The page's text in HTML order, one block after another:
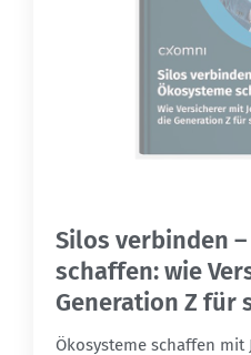
Silos verbinden
schaffen: wie
Generation Z für
Ökosysteme schaffen mit